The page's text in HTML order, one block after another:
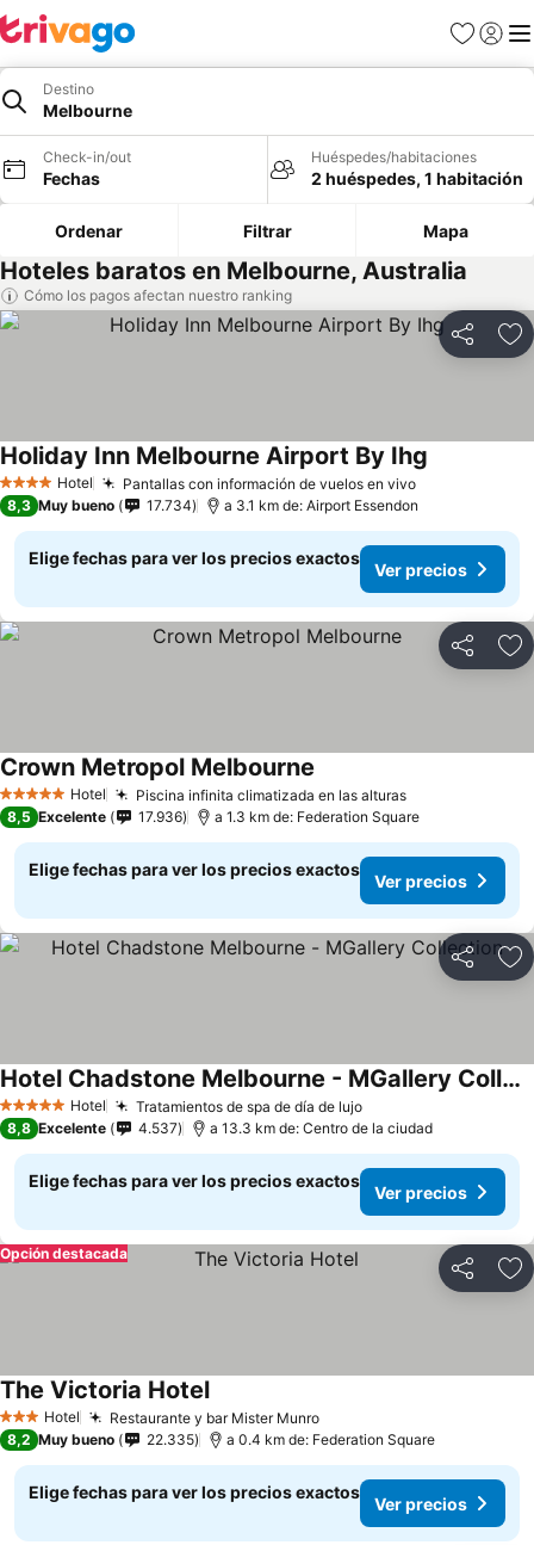
Favoritos
Iniciar
Destino
Melbourne
Check-in/out
Fechas
Huéspedes/habitaciones
2 huéspedes, 1 habitación
Ordenar Filtrar Mapa
Hoteles baratos en Melbourne, Australia
Cómo los pagos afectan nuestro ranking
Compartir
4 EstrellasHotel Pantallas con información de vuelos en vivo
Holiday Inn Melbourne Airport By Ihg
8,3 Muy bueno 17.734 a 3.1 km de: Airport Essendon
Elige fechas para ver los precios exactos
Ver precios
Compartir
5 Estrellas Hotel Piscina infinita climatizada en las alturas
Crown Metropol Melbourne
8,5 Excelente 17.936 a 1.3 km de: Federation Square
Elige fechas para ver los precios exactos
Ver precios
Compartir
5 Estrellas Hotel Tratamientos de spa de día de lujo
Hotel Chadstone Melbourne - MGallery Collection
8,8 Excelente 4.537 a 13.3 km de: Centro de la ciudad
Elige fechas para ver los precios exactos
Ver precios
Compartir
Opción destacada
3 Estrellas
Hotel Restaurante y bar Mister Munro
The Victoria Hotel
8,2 Muy bueno 22.335 a 0.4 km de: Federation Square
Elige fechas para ver los precios exactos
Ver precios